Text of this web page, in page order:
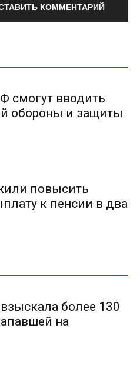
КОММЕНТАРИЙ
смогут вводить
обороны и защиты
повысить
к пенсии в два
более 130
на